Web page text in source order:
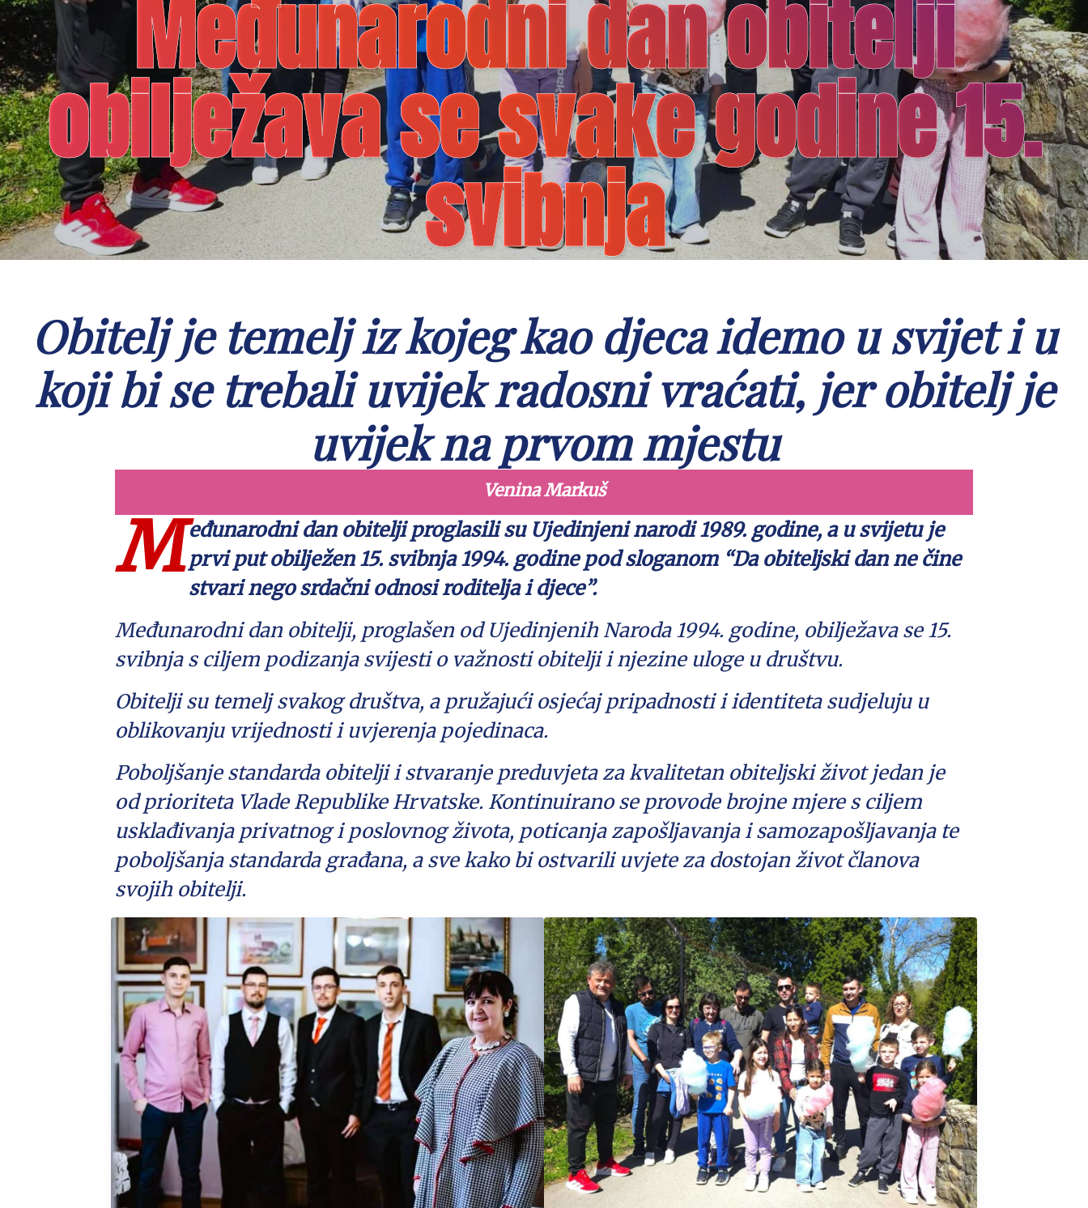
Međunarodni dan obitelji
obilježava se svake godine 15.
svibnja
Obitelj je temelj iz kojeg kao djeca idemo u svijet i u
koji bi se trebali uvijek radosni vraćati, jer obitelj je
uvijek na prvom mjestu
Venina Markuš
M eđunarodni dan obitelji proglasili su Ujedinjeni narodi 1989. godine, a u svijetu je
prvi put obilježen 15. svibnja 1994. godine pod sloganom “Da obiteljski dan ne čine
stvari nego srdačni odnosi roditelja i djece”.
Međunarodni dan obitelji, proglašen od Ujedinjenih Naroda 1994. godine, obilježava se 15.
svibnja s ciljem podizanja svijesti o važnosti obitelji i njezine uloge u društvu.
Obitelji su temelj svakog društva, a pružajući osjećaj pripadnosti i identiteta sudjeluju u
oblikovanju vrijednosti i uvjerenja pojedinaca.
Poboljšanje standarda obitelji i stvaranje preduvjeta za kvalitetan obiteljski život jedan je
od prioriteta Vlade Republike Hrvatske. Kontinuirano se provode brojne mjere s ciljem
usklađivanja privatnog i poslovnog života, poticanja zapošljavanja i samozapošljavanja te
poboljšanja standarda građana, a sve kako bi ostvarili uvjete za dostojan život članova
svojih obitelji.